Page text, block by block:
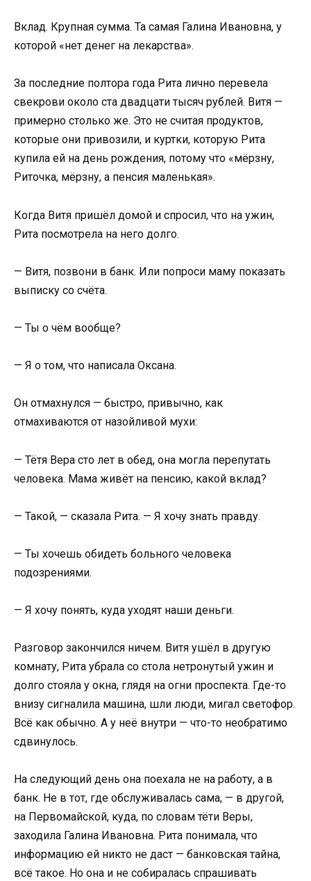
Вклад. Крупная сумма. Та самая Галина Ивановна, у
которой «нет денег на лекарства».
За последние полтора года Рита лично перевела
свекрови около ста двадцати тысяч рублей. Витя —
примерно столько же. Это не считая продуктов,
которые они привозили, и куртки, которую Рита
купила ей на день рождения, потому что «мёрзну,
Риточка, мёрзну, а пенсия маленькая».
Когда Витя пришёл домой и спросил, что на ужин,
Рита посмотрела на него долго.
— Витя, позвони в банк. Или попроси маму показать
выписку со счёта.
— Ты о чём вообще?
— Я о том, что написала Оксана.
Он отмахнулся — быстро, привычно, как
отмахиваются от назойливой мухи:
— Тётя Вера сто лет в обед, она могла перепутать
человека. Мама живёт на пенсию, какой вклад?
— Такой, — сказала Рита. — Я хочу знать правду.
— Ты хочешь обидеть больного человека
подозрениями.
— Я хочу понять, куда уходят наши деньги.
Разговор закончился ничем. Витя ушёл в другую
комнату, Рита убрала со стола нетронутый ужин и
долго стояла у окна, глядя на огни проспекта. Где-то
внизу сигналила машина, шли люди, мигал светофор.
Всё как обычно. А у неё внутри — что-то необратимо
сдвинулось.
На следующий день она поехала не на работу, а в
банк. Не в тот, где обслуживалась сама, — в другой,
на Первомайской, куда, по словам тёти Веры,
заходила Галина Ивановна. Рита понимала, что
информацию ей никто не даст — банковская тайна,
всё такое. Но она и не собиралась спрашивать